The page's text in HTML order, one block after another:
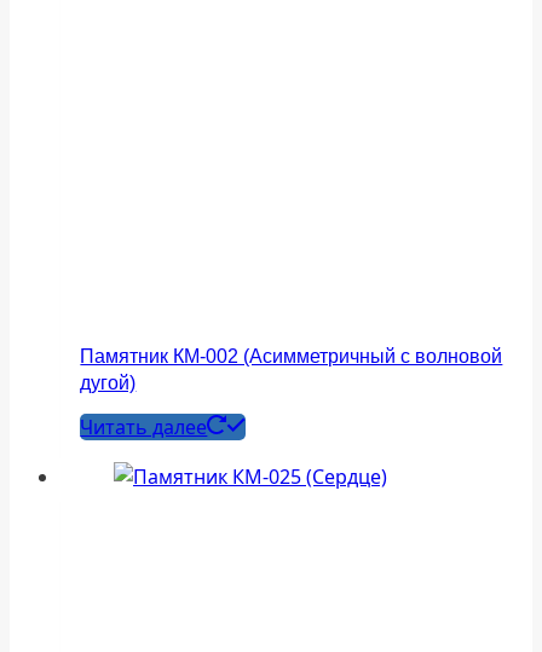
Памятник КМ-002 (Асимметричный с волновой
дугой)
Читать далее